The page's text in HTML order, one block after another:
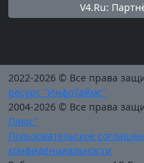
V4.Ru:
2022-2026 © Все права
ресурс "ИнфоТаймс"
2004-2026 © Все права
Плюс"
Пользовательское
конфиденциальности